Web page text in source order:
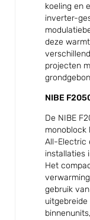
koeling en
inverter-
deze
projecten
NIBE
De NIBE
All-Electric
installaties
Het
gebruik